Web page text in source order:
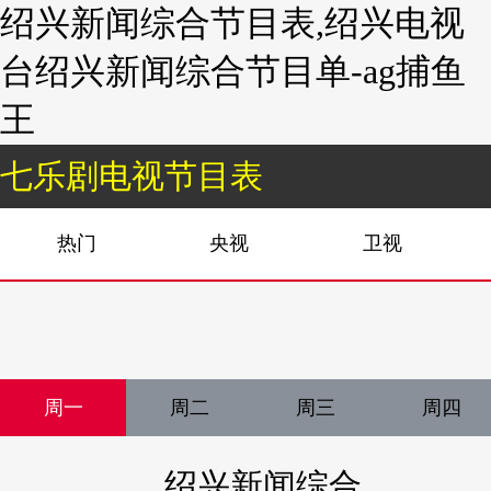
绍兴新闻综合节目表,绍兴电视
台绍兴新闻综合节目单-ag捕鱼
王
七乐剧电视节目表
热门 央视 卫视
周一 周二 周三 周四